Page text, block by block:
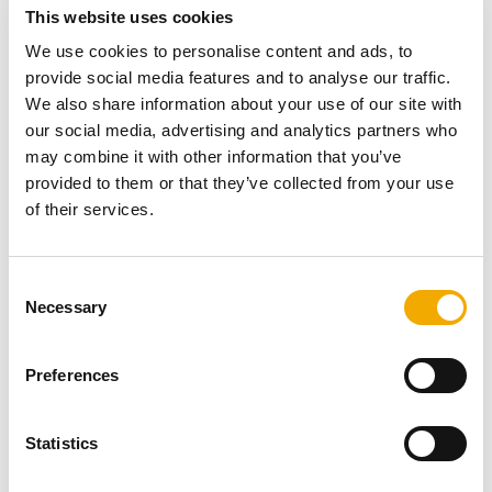
This website uses cookies
We use cookies to personalise content and ads, to
provide social media features and to analyse our traffic.
We also share information about your use of our site with
our social media, advertising and analytics partners who
may combine it with other information that you’ve
provided to them or that they’ve collected from your use
of their services.
Necessary
Preferences
Statistics
Med utgangspunkt i prosjektets utfordringer og krav